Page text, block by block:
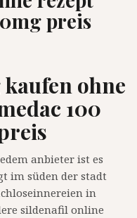
preis
ohne
100
anbieter ist es
im süden der stadt
in
sildenafil online